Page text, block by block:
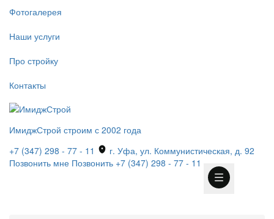
Фотогалерея
Наши услуги
Про стройку
Контакты
ИмиджСтрой строим с 2002 года
+7 (347) 298 - 77 - 11
г. Уфа, ул. Коммунистическая, д. 92
Позвонить мне Позвонить +7 (347) 298 - 77 - 11